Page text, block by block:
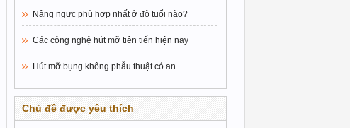
Nâng ngực phù hợp nhất ở độ tuổi nào?
Các công nghệ hút mỡ tiên tiến hiện nay
Hút mỡ bụng không phẫu thuật có an...
Chủ đề được yêu thích